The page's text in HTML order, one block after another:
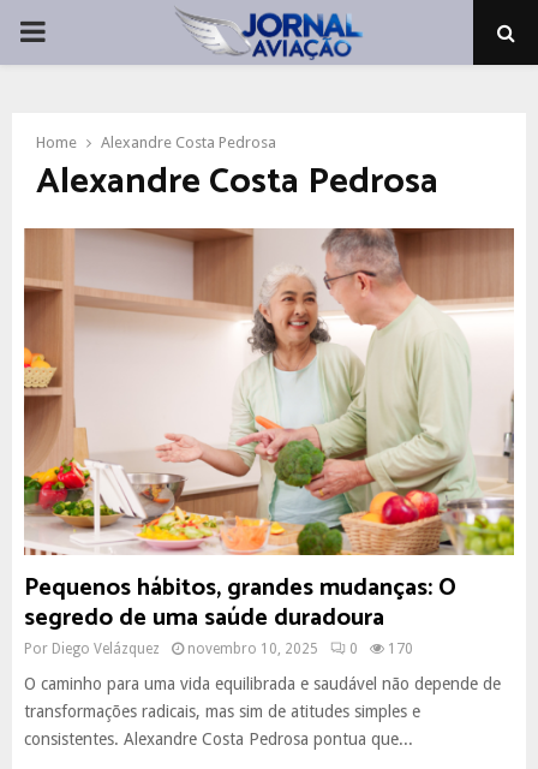
PRIMARY
Home Alexandre Costa Pedrosa
Alexandre Costa Pedrosa
Pequenos hábitos, grandes mudanças: O
segredo de uma saúde duradoura
Por Diego Velázquez novembro 10, 2025 0 170
O caminho para uma vida equilibrada e saudável não depende de
transformações radicais, mas sim de atitudes simples e
consistentes. Alexandre Costa Pedrosa pontua que...